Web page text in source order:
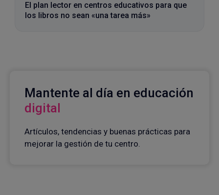
El plan lector en centros educativos para que
los libros no sean «una tarea más»
Mantente al día en educación
digital
Artículos, tendencias y buenas prácticas para
mejorar la gestión de tu centro.